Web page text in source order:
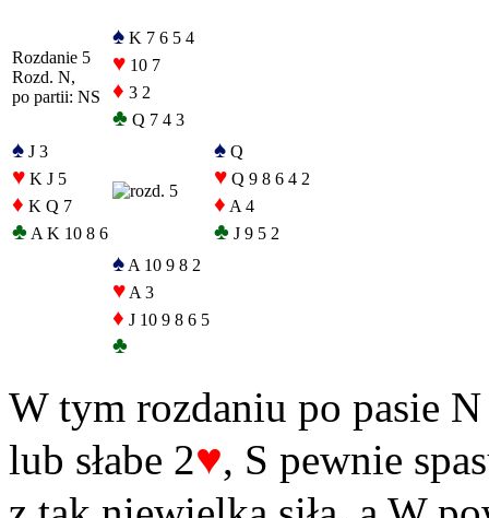
Rozdanie 5
Rozd. N,
po partii: NS
♠ K 7 6 5 4
♥ 10 7
♦ 3 2
♣ Q 7 4 3
♠ J 3
♥ K J 5
♦ K Q 7
♣ A K 10 8 6
♠ Q
♥ Q 9 8 6 4 2
♦ A 4
♣ J 9 5 2
♠ A 10 9 8 2
♥ A 3
♦ J 10 9 8 6 5
♣
W tym rozdaniu po pasie
lub słabe 2♥, S pewnie